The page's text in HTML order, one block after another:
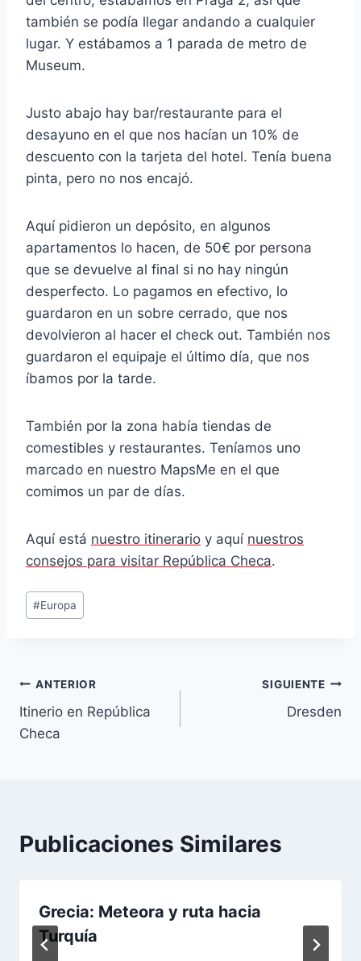
también se podía llegar andando a cualquier
lugar. Y estábamos a 1 parada de metro de
Museum.
Justo abajo hay bar/restaurante para el
desayuno en el que nos hacían un 10% de
descuento con la tarjeta del hotel. Tenía buena
pinta, pero no nos encajó.
Aquí pidieron un depósito, en algunos
apartamentos lo hacen, de 50€ por persona
que se devuelve al final si no hay ningún
desperfecto. Lo pagamos en efectivo, lo
guardaron en un sobre cerrado, que nos
devolvieron al hacer el check out. También nos
guardaron el equipaje el último día, que nos
íbamos por la tarde.
También por la zona había tiendas de
comestibles y restaurantes. Teníamos uno
marcado en nuestro MapsMe en el que
comimos un par de días.
Aquí está nuestro itinerario y aquí nuestros
consejos para visitar República Checa.
Etiquetas
de
#Europa
Navegación
de
ANTERIOR
Itinerio en República
Checa
SIGUIENTE
Dresden
Publicaciones Similares
Grecia: Meteora y ruta hacia
Turquía